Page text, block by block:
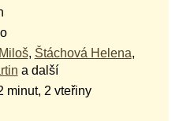
, Štáchová Helena,
a další
minut, 2 vteřiny